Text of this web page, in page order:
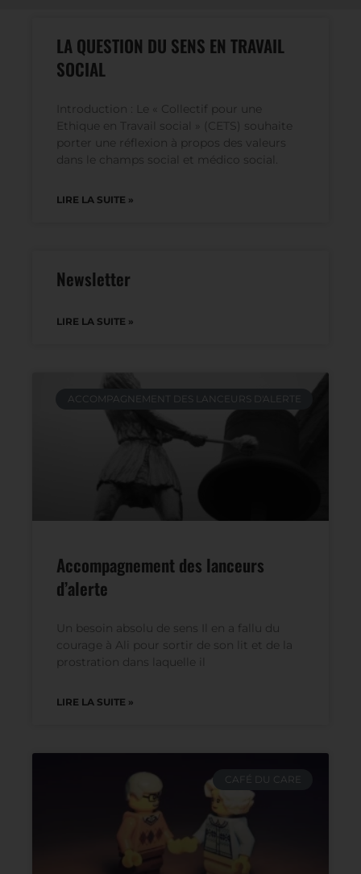
LA QUESTION DU SENS EN TRAVAIL
SOCIAL
Introduction : Le « Collectif pour une
Ethique en Travail social » (CETS) souhaite
porter une réflexion à propos des valeurs
dans le champs social et médico social.
LIRE LA SUITE »
Newsletter
LIRE LA SUITE »
ACCOMPAGNEMENT DES LANCEURS D'ALERTE
Accompagnement des lanceurs
d’alerte
Un besoin absolu de sens Il en a fallu du
courage à Ali pour sortir de son lit et de la
prostration dans laquelle il
LIRE LA SUITE »
CAFÉ DU CARE